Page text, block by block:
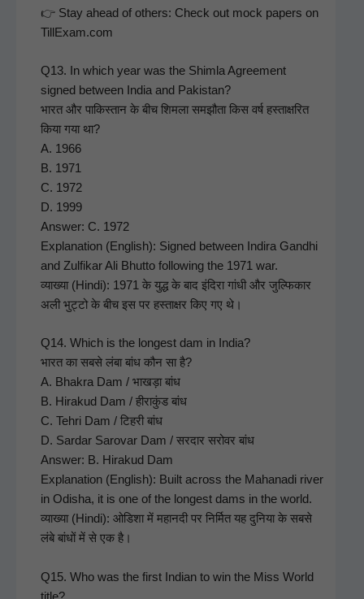
👉 Stay ahead of oth­ers: Check out mock papers on
TillExam.com
Q13. In which year was the Shim­la Agree­ment
signed between India and Pak­istan?
भारत और पाकिस्तान के बीच शिमला समझौता किस वर्ष हस्ताक्षरित
किया गया था?
A. 1966
B. 1971
C. 1972
D. 1999
Answer: C. 1972
Expla­na­tion (Eng­lish): Signed between Indi­ra Gand­hi
and Zul­fikar Ali Bhut­to fol­low­ing the 1971 war.
व्याख्या (Hin­di): 1971 के युद्ध के बाद इंदिरा गांधी और जुल्फिकार
अली भुट्टो के बीच इस पर हस्ताक्षर किए गए थे।
Q14. Which is the longest dam in India?
भारत का सबसे लंबा बांध कौन सा है?
A. Bhakra Dam / भाखड़ा बांध
B. Hirakud Dam / हीराकुंड बांध
C. Tehri Dam / टिहरी बांध
D. Sar­dar Sarovar Dam / सरदार सरोवर बांध
Answer: B. Hirakud Dam
Expla­na­tion (Eng­lish): Built across the Mahana­di riv­er
in Odisha, it is one of the longest dams in the world.
व्याख्या (Hin­di): ओडिशा में महानदी पर निर्मित यह दुनिया के सबसे
लंबे बांधों में से एक है।
Q15. Who was the first Indi­an to win the Miss World
title?